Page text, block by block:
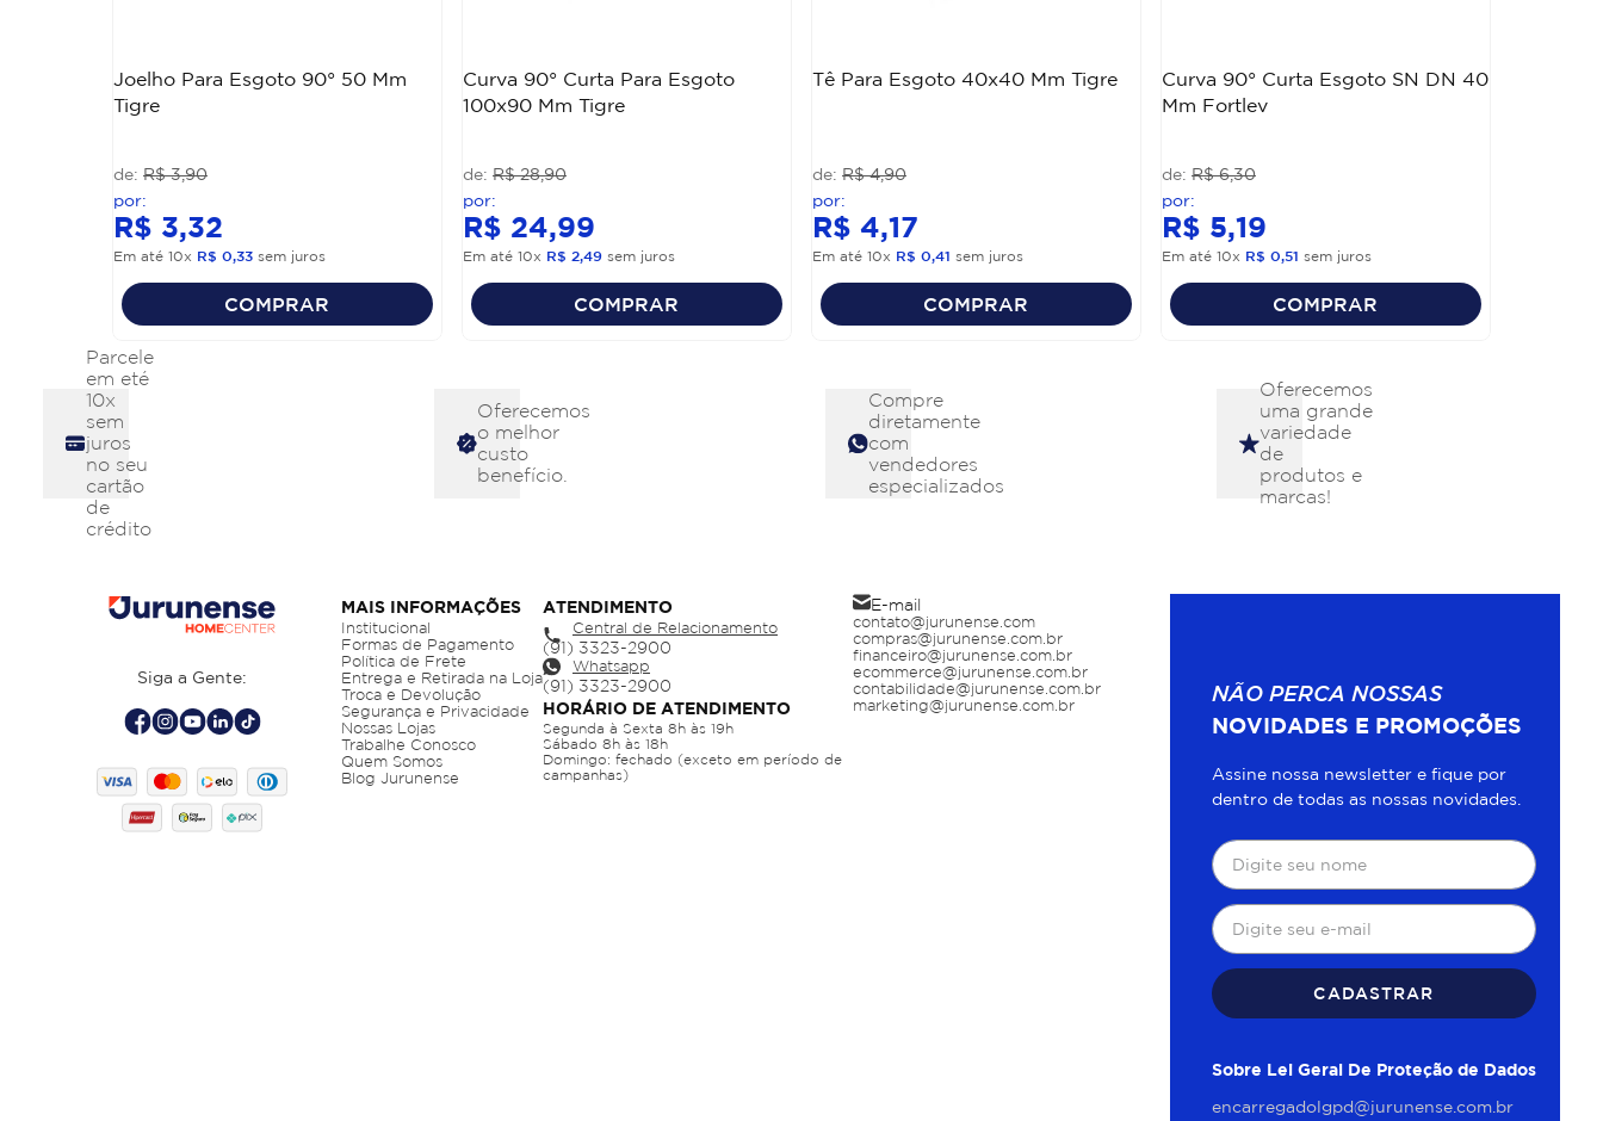
Joelho Para Esgoto 90° 50 Mm
Tigre
R$ 3,90
R$ 3,32
Em até10x R$ 0,33 sem juros
COMPRAR
Curva 90° Curta Para Esgoto
100x90 Mm Tigre
R$ 28,90
R$ 24,99
Em até10x R$ 2,49 sem juros
COMPRAR
Tê Para Esgoto 40x40 Mm Tigre
R$ 4,90
R$ 4,17
Em até10x R$ 0,41 sem juros
COMPRAR
Curva 90° Curta Esgoto SN DN 40
Mm Fortlev
R$ 6,30
R$ 5,19
Em até10x R$ 0,51 sem juros
COMPRAR
Parcele
em eté
10x
sem
juros
no seu
cartão
de
crédito
Oferecemos
o melhor
custo
benefício.
Compre
diretamente
com
vendedores
especializados
Oferecemos
uma grande
variedade
de
produtos e
marcas!
Siga a Gente:
MAIS INFORMAÇÕES
Institucional
Formas de Pagamento
Política de Frete
Entrega e Retirada na Loja
Troca e Devolução
Segurança e Privacidade
Nossas Lojas
Trabalhe Conosco
Quem Somos
Blog Jurunense
ATENDIMENTO
Central de Relacionamento
Whatsapp
HORÁRIO DE ATENDIMENTO
Segunda à Sexta 8h às 19h
Sábado 8h às 18h
Domingo: fechado (exceto em período de
campanhas)
E-mail
contato@jurunense.com
compras@jurunense.com.br
financeiro@jurunense.com.br
ecommerce@jurunense.com.br
contabilidade@jurunense.com.br
marketing@jurunense.com.br
NÃO PERCA NOSSAS
NOVIDADES E PROMOÇÕES
Assine nossa newsletter e fique por
dentro de todas as nossas novidades.
CADASTRAR
Sobre Lei Geral De Proteção de Dados
encarregadolgpd@jurunense.com.br